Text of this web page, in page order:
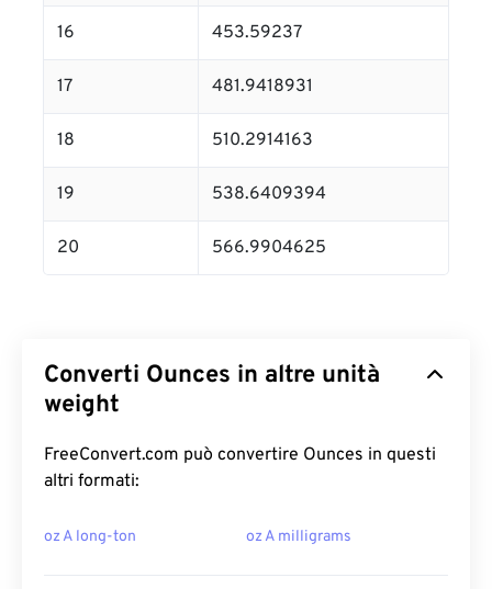
16 453.59237
17 481.9418931
18 510.2914163
19 538.6409394
20 566.9904625
Converti Ounces in altre unità
weight
FreeConvert.com può convertire Ounces in questi
altri formati:
oz A long-ton oz A milligrams